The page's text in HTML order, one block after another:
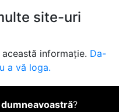
site-uri
informație. Da-
a vă loga.
?